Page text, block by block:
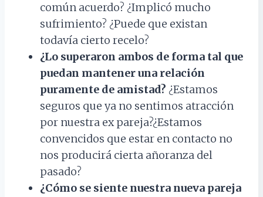
común acuerdo? ¿Implicó mucho
sufrimiento? ¿Puede que existan
todavía cierto recelo?
¿Lo superaron ambos de forma tal que
puedan mantener una relación
puramente de amistad? ¿Estamos
seguros que ya no sentimos atracción
por nuestra ex pareja?¿Estamos
convencidos que estar en contacto no
nos producirá cierta añoranza del
pasado?
¿Cómo se siente nuestra nueva pareja